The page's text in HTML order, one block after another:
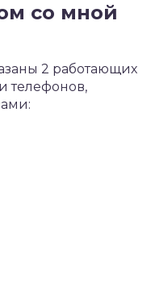
со мной
2 работающих
телефонов,